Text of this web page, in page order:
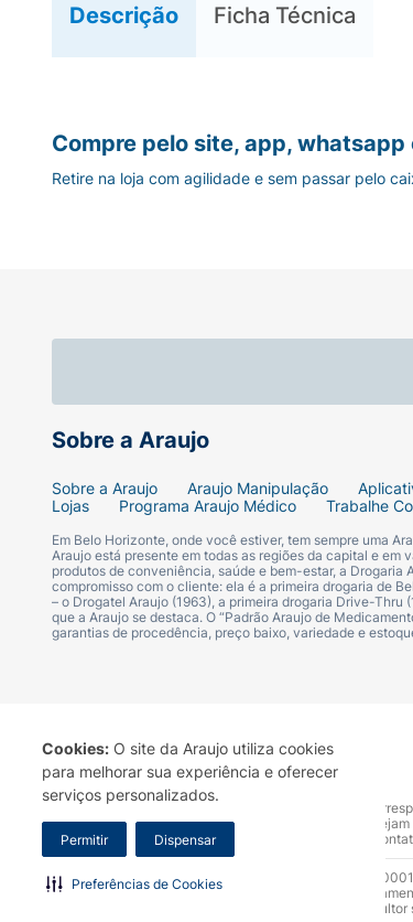
Cookies: O site da Araujo utiliza cookies
para melhorar sua experiência e oferecer
serviços personalizados.
Permitir Dispensar
Preferências de Cookies
Descrição Ficha Técnica
Sobre a Araujo
Sobre a Araujo Araujo Manipulação
Lojas
Programa Araujo Médico Trabalhe
Em Belo Horizonte, onde você estiver, tem sempre uma
Araujo está presente em todas as regiões da capital e em
produtos de conveniência, saúde e bem-estar, a Drogaria
compromisso com o cliente: ela é a primeira drogaria de
– o Drogatel Araujo (1963), a primeira drogaria Drive-Thru
que a Araujo se destaca. O “Padrão Araujo de
garantias de procedência, preço baixo, variedade e
Compre pelo site, app, whatsapp
Retire na loja com agilidade e sem passar pelo
Termo de Uso Portal da Privacidade Covid-19
A Drogaria Araujo S/A informa que o seu site oficial
marca. Para sua segurança recomendamos que não
Araujo S.A. Em caso de dúvidas, gentileza entrar em
Razão Social: Drogaria Araujo S.A | CNPJ:
0300.313.1010 e (31) 3270-5000 Horário de
10.965 | Yasmin Silva Alvarenga – CRF 52.584 -